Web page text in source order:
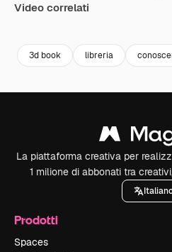
Video correlati
3d book libreria
La piattaforma creativa per
1 milione di abbonati tra
Prodotti
Spaces